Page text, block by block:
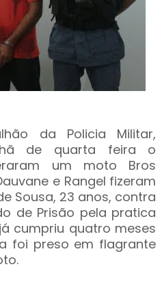
da Policia Militar,
de quarta feira o
um moto Bros
e Rangel fizeram
Sousa, 23 anos, contra
de Prisão pela pratica
cumpriu quatro meses
foi preso em flagrante